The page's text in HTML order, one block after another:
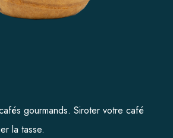
ACCUEIL
Lyon biscuit
gourmands. Siroter votre café
la tasse.